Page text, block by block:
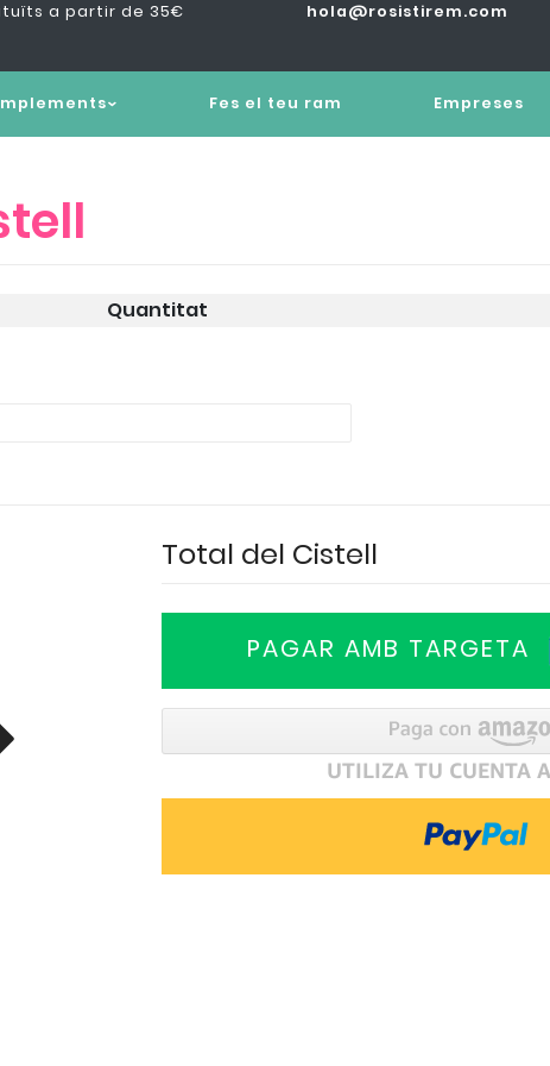
a partir de 35€ hola@rosistirem.com
Fes el teu ram Empreses
Quantitat
Osset de Roses
25.90
Menjar per a
Plantes 100%
Orgànics AYNUQA
Total del Cistell
PAGAR AMB TARGETA